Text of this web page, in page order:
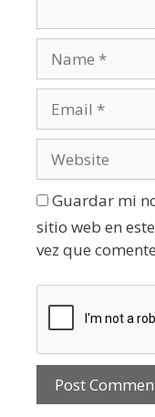
Guardar mi
sitio web en
vez que